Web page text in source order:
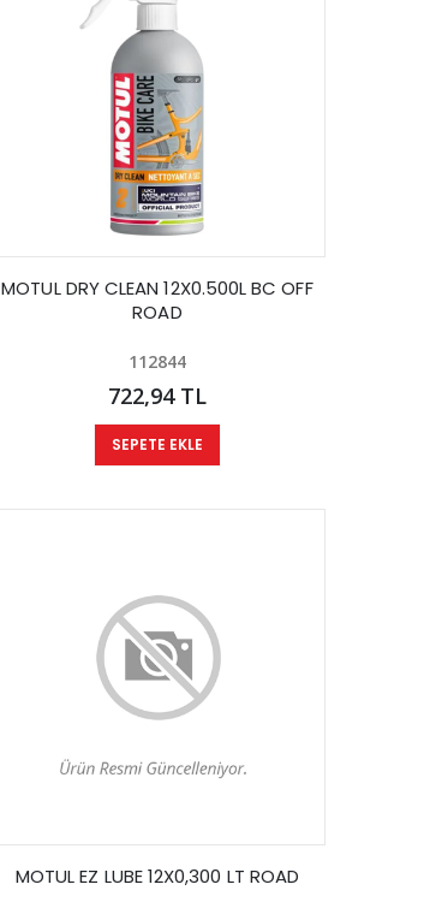
MOTUL DRY CLEAN 12X0.500L BC OFF
ROAD
112844
722,94 TL
SEPETE EKLE
MOTUL EZ LUBE 12X0,300 LT ROAD